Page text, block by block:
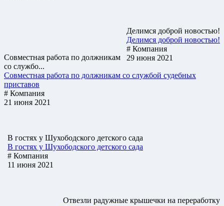
Делимся доброй новостью!
Делимся доброй новостью!
# Компания
29 июня 2021
Совместная работа по должникам
со службо...
Совместная работа по должникам со службой судебных
приставов
# Компания
21 июня 2021
В гостях у Шухободского детского сада
В гостях у Шухободского детского сада
# Компания
11 июня 2021
Отвезли радужные крышечки на переработку